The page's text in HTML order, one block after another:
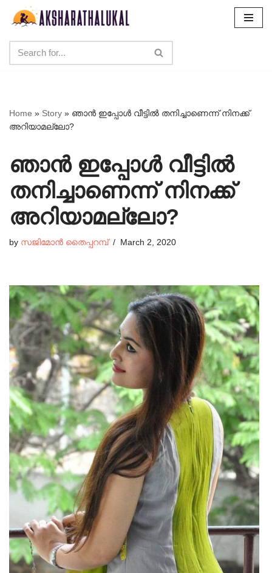
content
Home » Story » ഞാൻ ഇപ്പോൾ വീട്ടിൽ തനിച്ചാണെന്ന് നിനക്ക്
അറിയാമല്ലോ?
ഞാൻ ഇപ്പോൾ വീട്ടിൽ
തനിച്ചാണെന്ന് നിനക്ക്
അറിയാമല്ലോ?
by സജിമോൻ തൈപ്പറമ്പ് March 2, 2020